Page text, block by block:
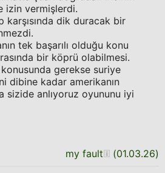
izin vermişlerdi.
karşısında dik duracak bir
tek başarılı olduğu konu
bir köprü olabilmesi.
gerekse suriye
dibine kadar amerikanın
sizide anlıyoruz oyununu iyi
my fault (01.03.26)